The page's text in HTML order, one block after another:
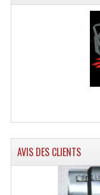
Effets
AVIS DES CLIENTS